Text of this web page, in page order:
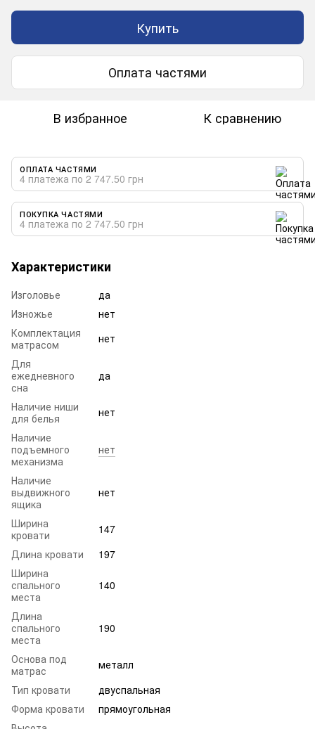
Купить
Оплата частями
В избранное К сравнению
ОПЛАТА ЧАСТЯМИ
4 платежа по 2 747.50 грн
ПОКУПКА ЧАСТЯМИ
4 платежа по 2 747.50 грн
Характеристики
Изголовье
да
Изножье
нет
Комплектация
матрасом
нет
Для
ежедневного
сна
да
Наличие ниши
для белья
нет
Наличие
подъемного
механизма
нет
Наличие
выдвижного
ящика
нет
Ширина
кровати
147
Длина кровати
197
Ширина
спального
места
140
Длина
спального
места
190
Основа под
матрас
металл
Тип кровати
двуспальная
Форма кровати
прямоугольная